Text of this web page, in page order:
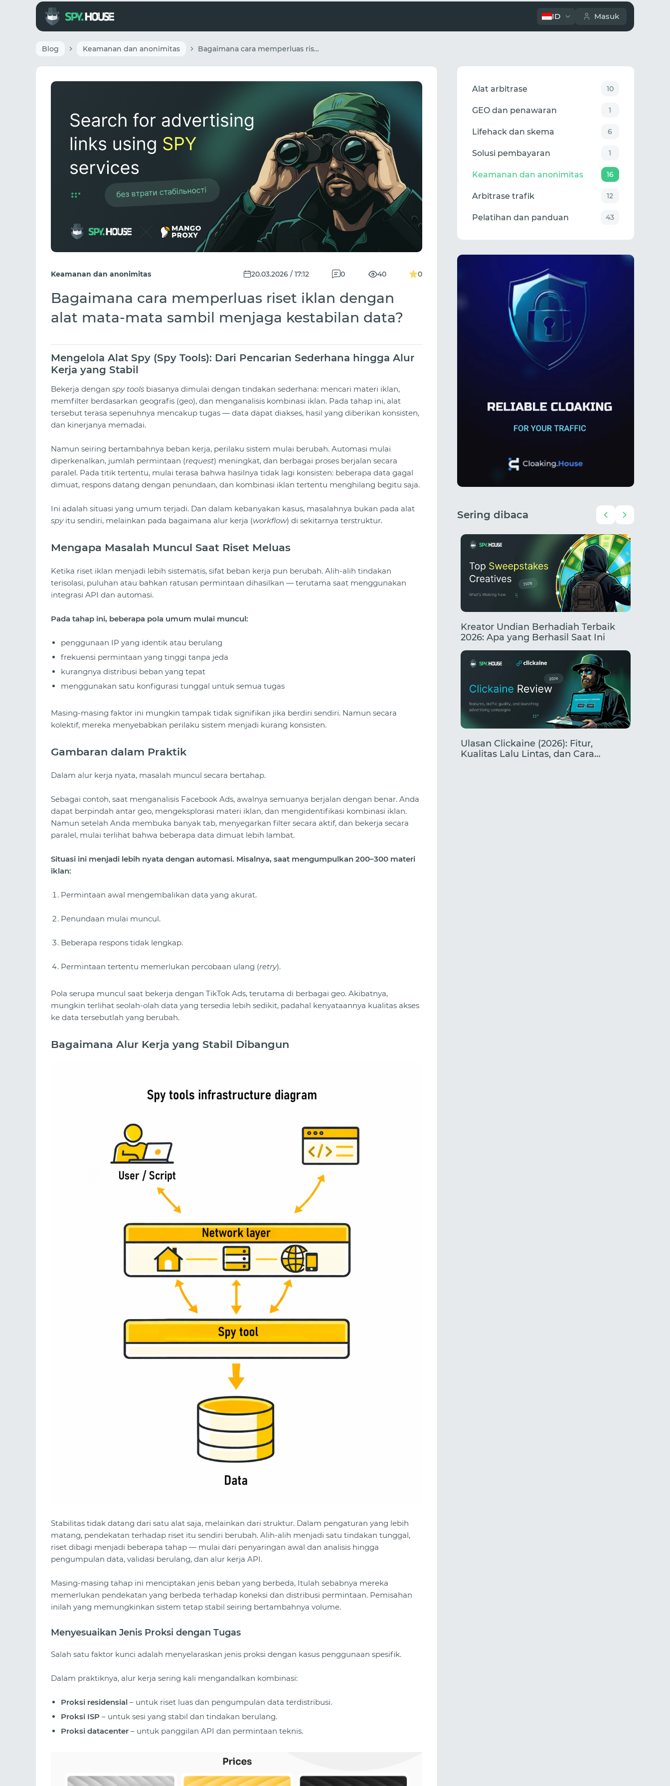
ID Masuk
Blog Keamanan dan anonimitas Bagaimana cara memperluas riset iklan dengan alat mata-mata sambil menjaga kestabilan data?
Keamanan dan anonimitas 20.03.2026 / 17:12 0 40 0
Bagaimana cara memperluas riset iklan dengan
alat mata-mata sambil menjaga kestabilan data?
Mengelola Alat Spy (Spy Tools): Dari Pencarian Sederhana hingga Alur
Kerja yang Stabil
Bekerja dengan spy tools biasanya dimulai dengan tindakan sederhana: mencari materi iklan,
memfilter berdasarkan geografis (geo), dan menganalisis kombinasi iklan. Pada tahap ini, alat
tersebut terasa sepenuhnya mencakup tugas — data dapat diakses, hasil yang diberikan konsisten,
dan kinerjanya memadai.
Namun seiring bertambahnya beban kerja, perilaku sistem mulai berubah. Automasi mulai
diperkenalkan, jumlah permintaan (request) meningkat, dan berbagai proses berjalan secara
paralel. Pada titik tertentu, mulai terasa bahwa hasilnya tidak lagi konsisten: beberapa data gagal
dimuat, respons datang dengan penundaan, dan kombinasi iklan tertentu menghilang begitu saja.
Ini adalah situasi yang umum terjadi. Dan dalam kebanyakan kasus, masalahnya bukan pada alat
spyitu sendiri, melainkan pada bagaimana alur kerja (workflow) di sekitarnya terstruktur.
Mengapa Masalah Muncul Saat Riset Meluas
Ketika riset iklan menjadi lebih sistematis, sifat beban kerja pun berubah. Alih-alih tindakan
terisolasi, puluhan atau bahkan ratusan permintaan dihasilkan — terutama saat menggunakan
integrasi API dan automasi.
Pada tahap ini, beberapa pola umum mulai muncul:
penggunaan IP yang identik atau berulang
frekuensi permintaan yang tinggi tanpa jeda
kurangnya distribusi beban yang tepat
menggunakan satu konfigurasi tunggal untuk semua tugas
Masing-masing faktor ini mungkin tampak tidak signifikan jika berdiri sendiri. Namun secara
kolektif, mereka menyebabkan perilaku sistem menjadi kurang konsisten.
Gambaran dalam Praktik
Dalam alur kerja nyata, masalah muncul secara bertahap.
Sebagai contoh, saat menganalisis Facebook Ads, awalnya semuanya berjalan dengan benar. Anda
dapat berpindah antar geo, mengeksplorasi materi iklan, dan mengidentifikasi kombinasi iklan.
Namun setelah Anda membuka banyak tab, menyegarkan filter secara aktif, dan bekerja secara
paralel, mulai terlihat bahwa beberapa data dimuat lebih lambat.
Situasi ini menjadi lebih nyata dengan automasi. Misalnya, saat mengumpulkan 200–300 materi
iklan:
Permintaan awal mengembalikan data yang akurat.
Penundaan mulai muncul.
Beberapa respons tidak lengkap.
Permintaan tertentu memerlukan percobaan ulang (retry).
Pola serupa muncul saat bekerja dengan TikTok Ads, terutama di berbagai geo. Akibatnya,
mungkin terlihat seolah-olah data yang tersedia lebih sedikit, padahal kenyataannya kualitas akses
ke data tersebutlah yang berubah.
Bagaimana Alur Kerja yang Stabil Dibangun
Stabilitas tidak datang dari satu alat saja, melainkan dari struktur. Dalam pengaturan yang lebih
matang, pendekatan terhadap riset itu sendiri berubah. Alih-alih menjadi satu tindakan tunggal,
riset dibagi menjadi beberapa tahap — mulai dari penyaringan awal dan analisis hingga
pengumpulan data, validasi berulang, dan alur kerja API.
Masing-masing tahap ini menciptakan jenis beban yang berbeda, Itulah sebabnya mereka
memerlukan pendekatan yang berbeda terhadap koneksi dan distribusi permintaan. Pemisahan
inilah yang memungkinkan sistem tetap stabil seiring bertambahnya volume.
Menyesuaikan Jenis Proksi dengan Tugas
Salah satu faktor kunci adalah menyelaraskan jenis proksi dengan kasus penggunaan spesifik.
Dalam praktiknya, alur kerja sering kali mengandalkan kombinasi:
Proksi residensial – untuk riset luas dan pengumpulan data terdistribusi.
Proksi ISP – untuk sesi yang stabil dan tindakan berulang.
Proksi datacenter – untuk panggilan API dan permintaan teknis.
Alat arbitrase 10
GEO dan penawaran 1
Lifehack dan skema 6
Solusi pembayaran 1
Keamanan dan anonimitas 16
Arbitrase trafik 12
Pelatihan dan panduan 43
Sering dibaca
Kreator Undian Berhadiah Terbaik
2026: Apa yang Berhasil Saat Ini
Ulasan Clickaine (2026): Fitur,
Kualitas Lalu Lintas, dan Cara